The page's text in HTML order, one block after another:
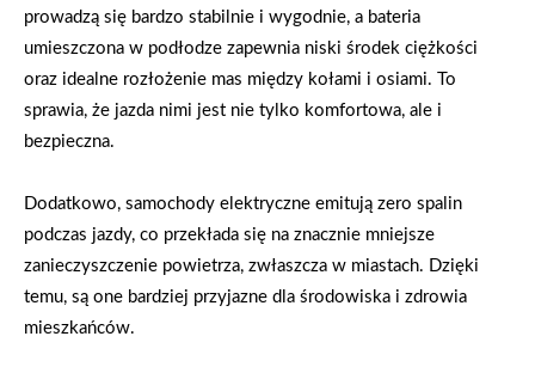
prowadzą się bardzo stabilnie i wygodnie, a bateria
umieszczona w podłodze zapewnia niski środek ciężkości
oraz idealne rozłożenie mas między kołami i osiami. To
sprawia, że jazda nimi jest nie tylko komfortowa, ale i
bezpieczna.
Dodatkowo, samochody elektryczne emitują zero spalin
podczas jazdy, co przekłada się na znacznie mniejsze
zanieczyszczenie powietrza, zwłaszcza w miastach. Dzięki
temu, są one bardziej przyjazne dla środowiska i zdrowia
mieszkańców.